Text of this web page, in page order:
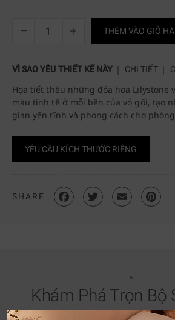
THÊM VÀO GIỎ
VÌ SAO YÊU THIẾT KẾ NÀY CHI TIẾT
Họa tiết thêu những đóa hoa Lilystone
màu tinh tế ở mỗi bên của vỏ gối, tạo
gian yên tĩnh và phong cách cho
YÊU CẦU KÍCH THƯỚC RIÊNG
SHARE
Khám Phá Trọn Bộ